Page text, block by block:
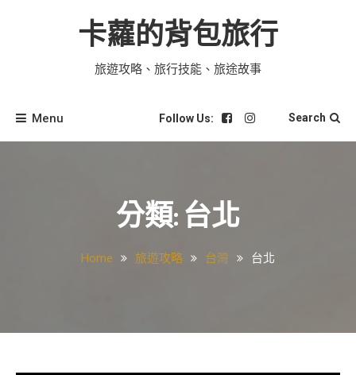
卡蘿的背包旅行
旅遊攻略、旅行技能、旅途故事
Menu Follow Us: Search
分類: 台北
Home 旅遊攻略 台灣 台北